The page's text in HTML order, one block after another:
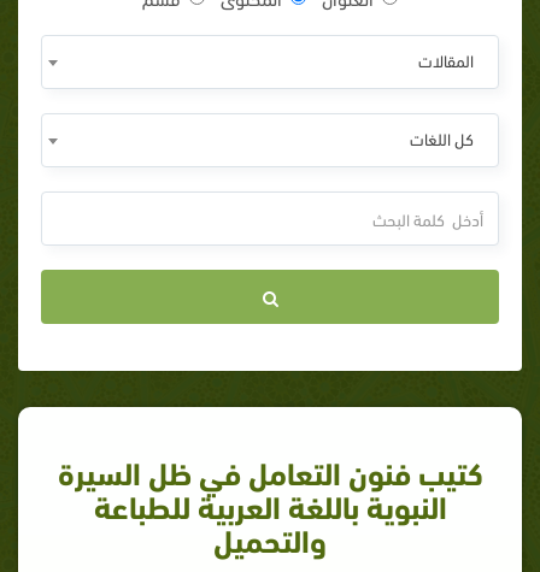
المقالات
كل اللغات
كتيب فنون التعامل في ظل السيرة
النبوية باللغة العربية للطباعة
والتحميل